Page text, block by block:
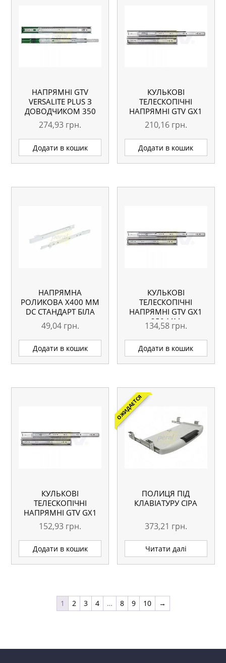
НАПРЯМНІ GTV
VERSALITE PLUS З
ДОВОДЧИКОМ 350
ММ
274,93 грн.
Додати в кошик
КУЛЬКОВІ
ТЕЛЕСКОПІЧНІ
НАПРЯМНІ GTV GX1
550 ММ
210,16 грн.
Додати в кошик
НАПРЯМНА
РОЛИКОВА X400 ММ
DC СТАНДАРТ БІЛА
49,04 грн.
Додати в кошик
КУЛЬКОВІ
ТЕЛЕСКОПІЧНІ
НАПРЯМНІ GTV GX1
350 ММ
134,58 грн.
Додати в кошик
КУЛЬКОВІ
ТЕЛЕСКОПІЧНІ
НАПРЯМНІ GTV GX1
400 ММ
152,93 грн.
Додати в кошик
ОЖИДАЕТСЯ
ПОЛИЦЯ ПІД
КЛАВІАТУРУ СІРА
373,21 грн.
Читати далі
1 2 3 4 … 8 9 10 →